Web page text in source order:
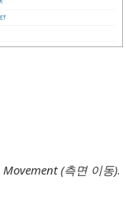
(측면 이동).